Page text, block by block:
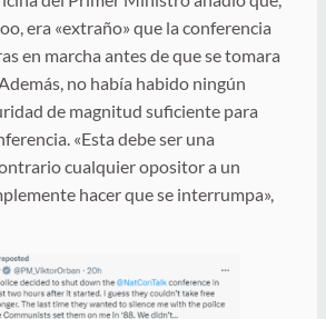
era «extraño» que la conferencia
en marcha antes de que se tomara
no había habido ningún
de magnitud suficiente para
«Esta debe ser una
cualquier opositor a un
hacer que se interrumpa»,